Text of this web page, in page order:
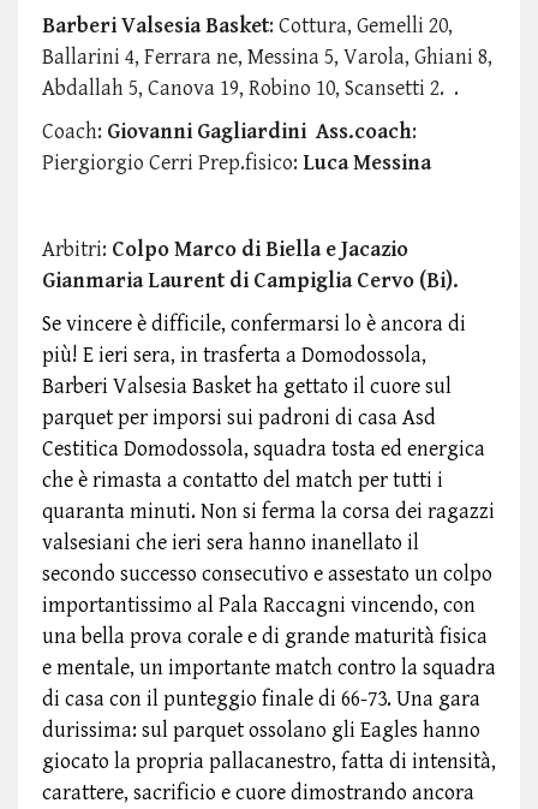
Barberi Valsesia Basket: Cottura, Gemelli 20,
Ballarini 4, Ferrara ne, Messina 5, Varola, Ghiani 8,
Abdallah 5, Canova 19, Robino 10, Scansetti 2. .
Coach: Giovanni Gagliardini Ass.coach:
Piergiorgio Cerri Prep.fisico: Luca Messina
Arbitri: Colpo Marco di Biella e Jacazio
Gianmaria Laurent di Campiglia Cervo (Bi).
Se vincere è difficile, confermarsi lo è ancora di
più! E ieri sera, in trasferta a Domodossola,
Barberi Valsesia Basket ha gettato il cuore sul
parquet per imporsi sui padroni di casa Asd
Cestitica Domodossola, squadra tosta ed energica
che è rimasta a contatto del match per tutti i
quaranta minuti. Non si ferma la corsa dei ragazzi
valsesiani che ieri sera hanno inanellato il
secondo successo consecutivo e assestato un colpo
importantissimo al Pala Raccagni vincendo, con
una bella prova corale e di grande maturità fisica
e mentale, un importante match contro la squadra
di casa con il punteggio finale di 66-73. Una gara
durissima: sul parquet ossolano gli Eagles hanno
giocato la propria pallacanestro, fatta di intensità,
carattere, sacrificio e cuore dimostrando ancora